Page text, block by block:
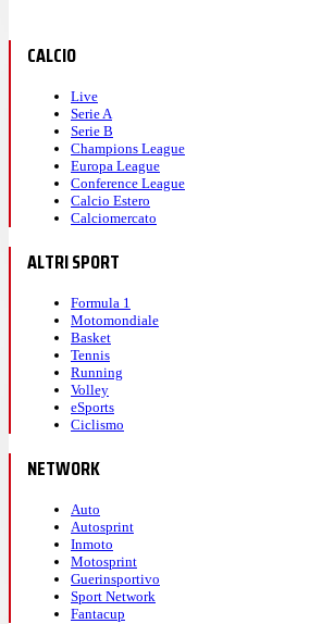
CALCIO
Live
Serie A
Serie B
Champions League
Europa League
Conference League
Calcio Estero
Calciomercato
ALTRI SPORT
Formula 1
Motomondiale
Basket
Tennis
Running
Volley
eSports
Ciclismo
NETWORK
Auto
Autosprint
Inmoto
Motosprint
Guerinsportivo
Sport Network
Fantacup